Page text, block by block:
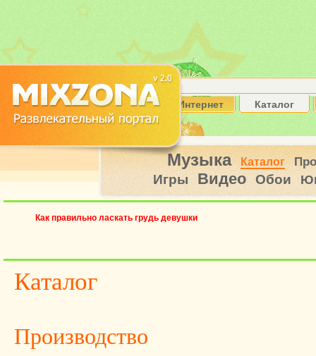
Интернет Каталог
Музыка Каталог
Игры Видео Обои
Как правильно ласкать грудь девушки
Каталог
Производство